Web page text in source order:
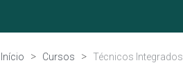
Início Cursos Técnicos Integrados